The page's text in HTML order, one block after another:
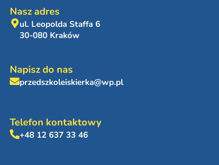
Nasz adres
ul. Leopolda Staffa 6
30-080 Kraków
Napisz do nas
przedszkoleiskierka@wp.pl
Telefon kontaktowy
+48 12 637 33 46